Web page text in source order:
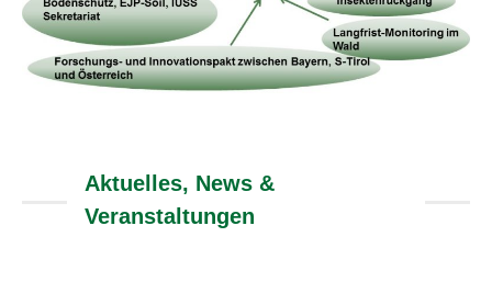
Aktuelles, News &
Veranstaltungen